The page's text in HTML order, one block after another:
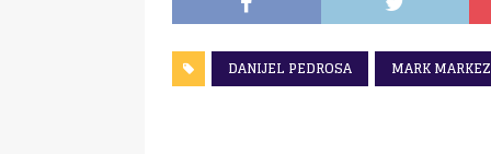
DANIJEL PEDROSA MARK MARKEZ